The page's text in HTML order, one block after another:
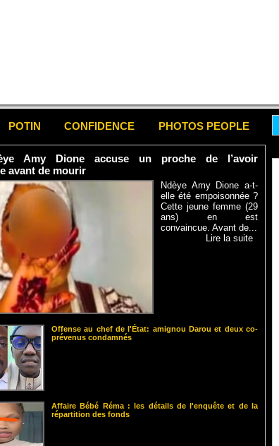
POTIN CONFIDENCE PHOTOS PEOPLE
Amy Dione accuse un proche de l’avoir
avant de mourir
Ndèye Amy Dione a-t-
elle été empoisonnée ?
Cette jeune femme (29
ans) en est
convaincue. Avant de...
Lire la suite
Offense au chef de l'État: amignou Darou et deux co-
prévenus condamnés
Affaire Bébé Réma : les détails de l'enquête et de la
répartition des fonds